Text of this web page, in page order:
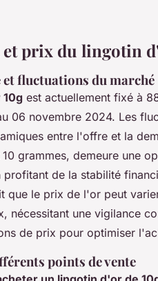
prix du lingotin
fluctuations du marché
est actuellement fixé à
06 novembre 2024. Les
entre l'offre et la
grammes, demeure une
profitant de la stabilité
que le prix de l'or peut
nécessitant une vigilance
de prix pour optimiser
points de vente